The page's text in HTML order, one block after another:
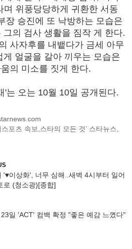
며 위풍당당하게 귀환한 서동
장 승진에 또 낙방하는 모습은
의 검사 생활을 짐작 게 한다.
사자후를 내뱉다가 금세 아무
게 얼굴을 갈아 끼우는 모습은
의 미소를 짓게 한다.
'는 오는 10월 10일 공개된다.
포츠 속보,스타의 모든 것’ 스타뉴스,
'♥이상화', 너무 심해..새벽 4시부터 일어
로 (청소광)[종합]
일 'ACT' 컴백 확정 "좋은 예감 느꼈다"